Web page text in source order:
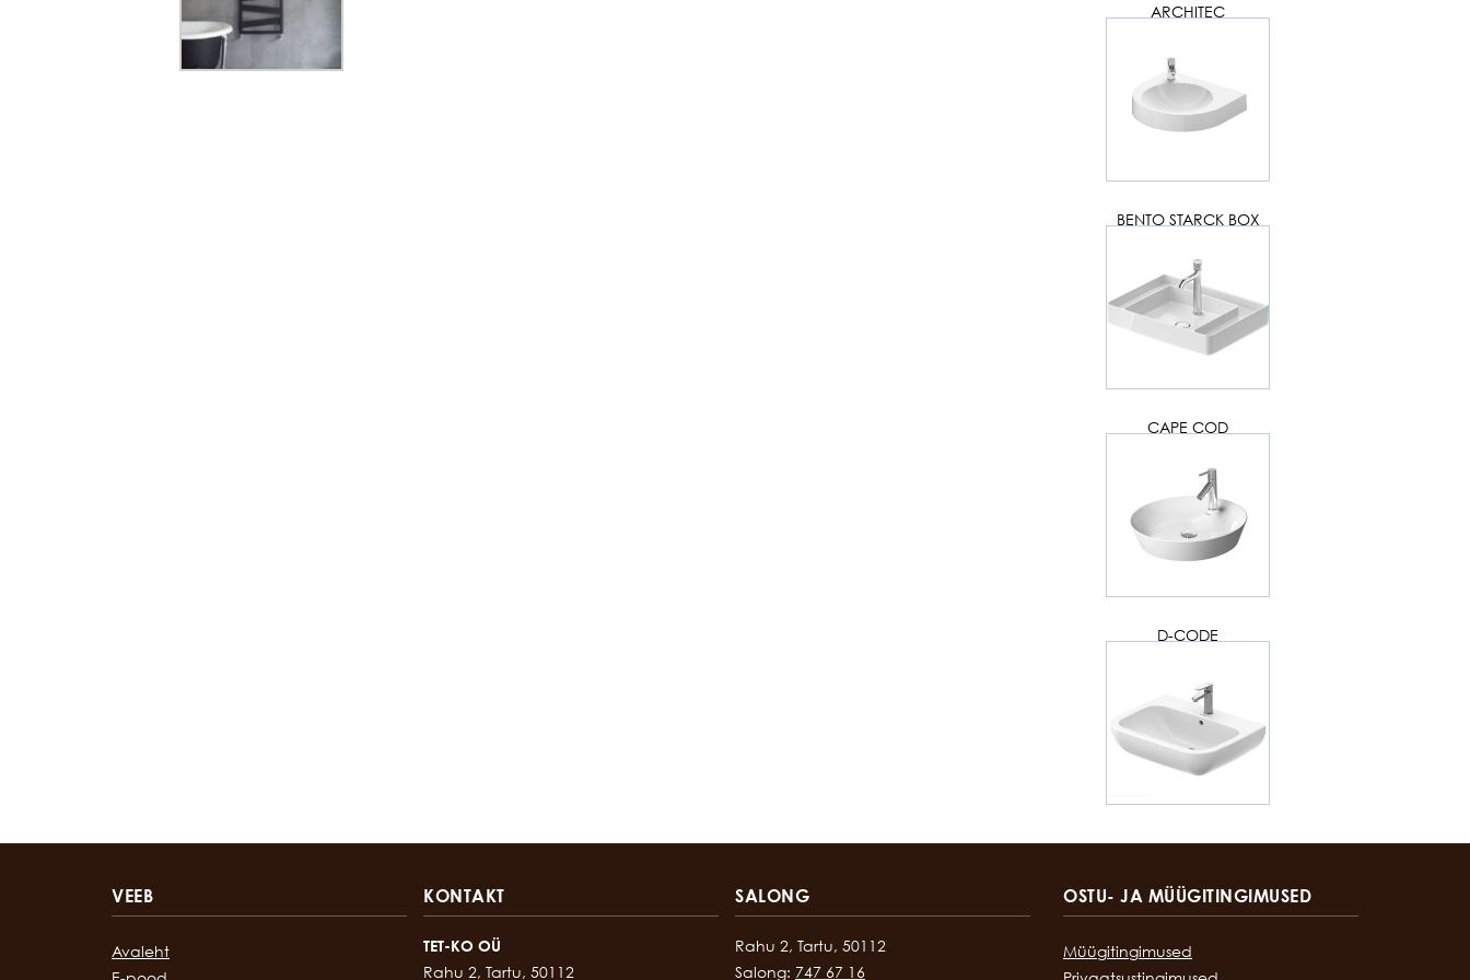
ARCHITEC
BENTO STARCK BOX
CAPE COD
D-CODE
VEEB
Avaleht
KONTAKT
TET-KO OÜ
Rahu 2, Tartu, 50112
SALONG
Rahu 2, Tartu, 50112
Salong: 747 67 16
OSTU- JA MÜÜGITINGIMUSED
Müügitingimused